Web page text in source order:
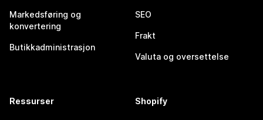
Markedsføring og
konvertering
Butikkadministrasjon
SEO
Frakt
Valuta og oversettelse
Ressurser Shopify